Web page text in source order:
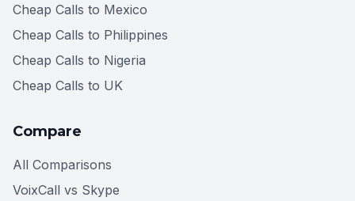
Cheap Calls to Mexico
Cheap Calls to Philippines
Cheap Calls to Nigeria
Cheap Calls to UK
Compare
All Comparisons
VoixCall vs Skype